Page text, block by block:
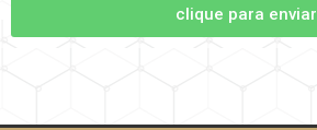
clique para enviar